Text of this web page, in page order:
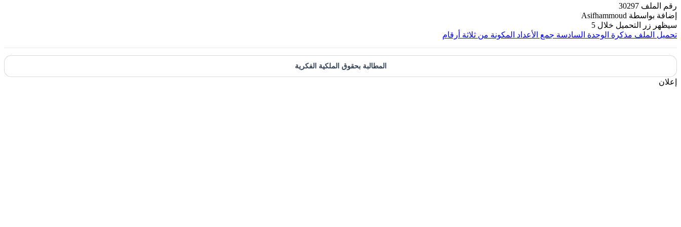
رقم الملف 30297
إضافة بواسطة Asifhammoud
سيظهر زر التحميل خلال 5
تحميل الملف مذكرة الوحدة السادسة جمع الأعداد المكونة من ثلاثة أرقام
المطالبة بحقوق الملكية الفكرية
إعلان